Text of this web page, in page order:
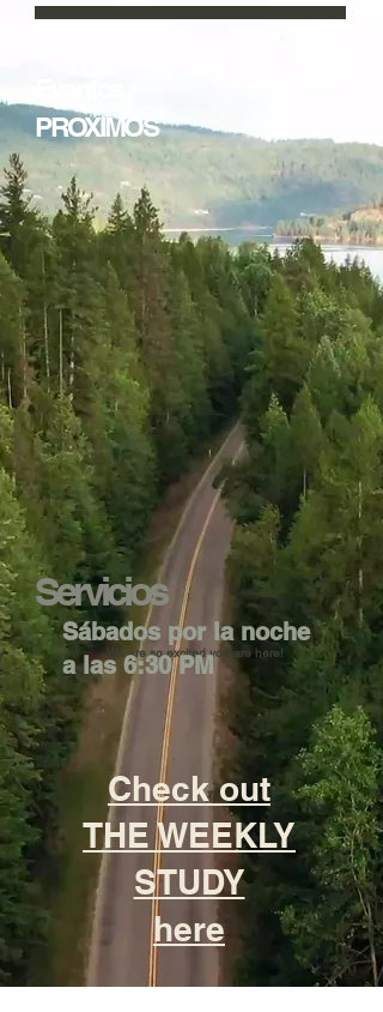
PROXIMOS
We are so excited you are here!
Servicios
Sábados por la noche
a las 6:30 PM
Check out
THE WEEKLY
STUDY
here